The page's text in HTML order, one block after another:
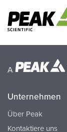
A
Unternehmen
Über Peak
Kontaktiere uns